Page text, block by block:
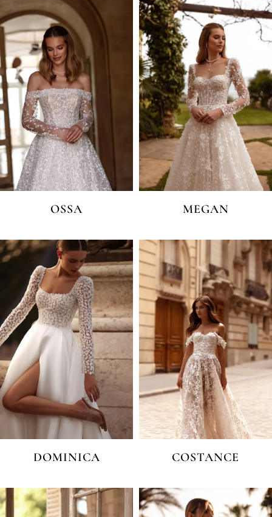
OSSA MEGAN
DOMINICA COSTANCE